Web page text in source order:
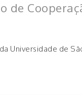
Universidade de